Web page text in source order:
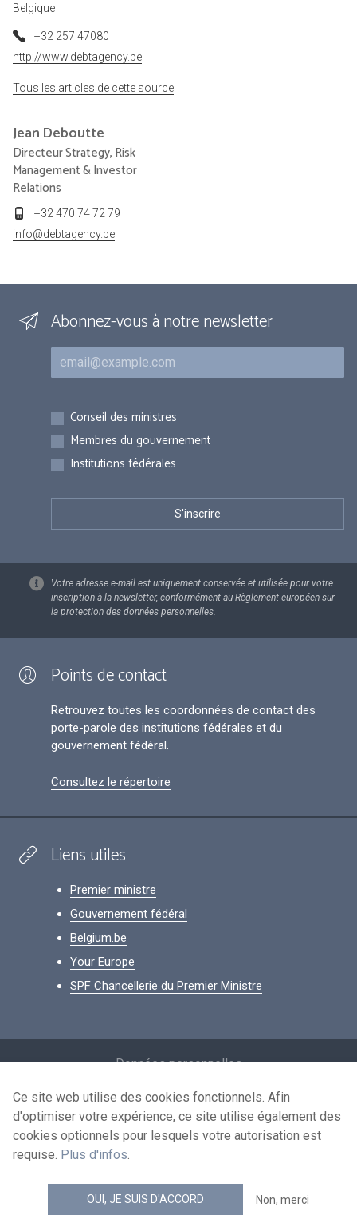
Belgique
+32 257 47080
http://www.debtagency.be
Tous les articles de cette source
Jean Deboutte
Directeur Strategy, Risk
Management & Investor
Relations
+32 470 74 72 79
info@debtagency.be
Abonnez-vous à notre newsletter
Courriel
Inscriptions
Conseil des ministres
Membres du gouvernement
Institutions fédérales
Votre adresse e-mail est uniquement conservée et utilisée pour votre
inscription à la newsletter, conformément au Règlement européen sur
la protection des données personnelles.
Points de contact
Retrouvez toutes les coordonnées de contact des
porte-parole des institutions fédérales et du
gouvernement fédéral.
Consultez le répertoire
Liens utiles
Premier ministre
Gouvernement fédéral
Belgium.be
Your Europe
SPF Chancellerie du Premier Ministre
Données personnelles
Conditions de réutilisation
Contactez-nous
news.belgium flux RSS
Ce site web utilise des cookies fonctionnels. Afin
d'optimiser votre expérience, ce site utilise également des
cookies optionnels pour lesquels votre autorisation est
requise. Plus d'infos.
OUI, JE SUIS D'ACCORD Non, merci